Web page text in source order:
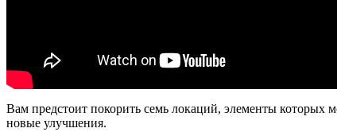
Вам предстоит покорить семь локаций, элементы которых
новые улучшения.